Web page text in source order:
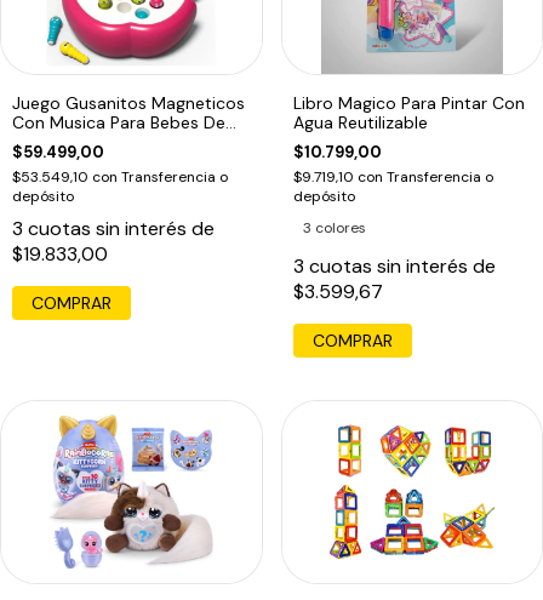
Juego Gusanitos Magneticos
Con Musica Para Bebes De
Pesca
$59.499,00
$53.549,10 con Transferencia o
depósito
3 cuotas sin interés de
$19.833,00
Libro Magico Para Pintar Con
Agua Reutilizable
$10.799,00
$9.719,10 con Transferencia o
depósito
3 colores
3 cuotas sin interés de
$3.599,67
COMPRAR